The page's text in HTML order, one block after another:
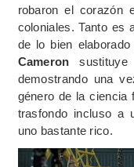
robaron el corazón
coloniales. Tanto es
de lo bien
Cameron
demostrando una
género de la ciencia
trasfondo incluso a
uno bastante rico.